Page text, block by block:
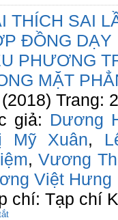
THÍCH SAI
ĐỒNG
PHƯƠNG
MẶT
Trang:
giả: Dương
Mỹ Xuân,
,Vương
Việt Hưng
chí: Tạp chí